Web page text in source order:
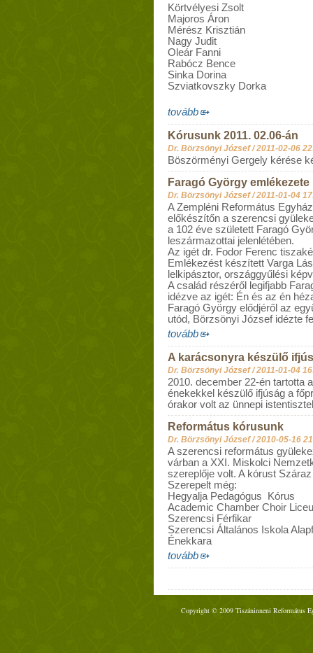
Körtvélyesi Zsolt
Majoros Áron
Mérész Krisztián
Nagy Judit
Oleár Fanni
Rabócz Bence
Sinka Dorina
Szviatkovszky Dorka
tovább
Kórusunk 2011. 02.06-án
Dr. Börzsönyi József /2011-02-06
Böszörményi Gergely kérése
Faragó György emlékezete
Dr. Börzsönyi József /2011-01-04
A Zempléni Református
előkészítőn a szerencsi
a 102 éve született Faragó
leszármazottai jelenlétében.
Az igét dr. Fodor Ferenc
Emlékezést készített Varga
lelkipásztor, országgyűlési
A család részéről legifjabb
idézve az igét: Én és az én
Faragó György elődjéről az
utód, Börzsönyi József idézte
tovább
A karácsonyra készülő
Dr. Börzsönyi József /2011-01-04
2010. december 22-én tartotta
énekekkel készülő ifjúság a
órakor volt az ünnepi
Református kórusunk
Dr. Börzsönyi József /2010-05-16
A szerencsi református
várban a XXI. Miskolci
szereplője volt. A kórust
Szerepelt még:
Hegyalja Pedagógus Kórus
Academic Chamber Choir
Szerencsi Férfikar
Szerencsi Általános Iskola
Énekkara
tovább
Copyright © 2009 Tiszáninneni Református